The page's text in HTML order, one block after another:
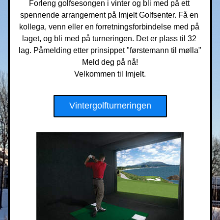
Forleng golfsesongen i vinter og bli med på ett
spennende arrangement på Imjelt Golfsenter. Få en
kollega, venn eller en forretningsforbindelse med på
laget, og bli med på turneringen. Det er plass til 32
lag. Påmelding etter prinsippet "førstemann til mølla"
Meld deg på nå!
Velkommen til Imjelt.
Vintergolfturneringen